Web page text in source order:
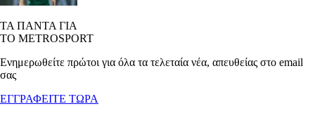
ΤΑ ΠΑΝΤΑ ΓΙΑ
ΤΟ METROSPORT
Ενημερωθείτε πρώτοι για όλα τα τελεταία νέα, απευθείας στο email
σας
ΕΓΓΡΑΦΕΙΤΕ ΤΩΡΑ